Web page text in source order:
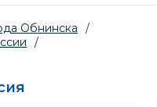
Обнинска
/
/